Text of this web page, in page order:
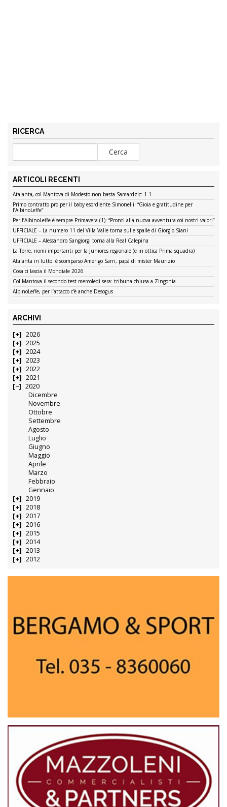
RICERCA
ARTICOLI RECENTI
Atalanta, col Mantova di Modesto non basta Samardzic: 1-1
Primo contratto pro per il baby esordiente Simonelli: “Gioia e gratitudine per
l’AlbinoLeffe”
Per l’AlbinoLeffe è sempre Primavera (1): “Pronti alla nuova avventura coi nostri valori”
UFFICIALE – La numero 11 del Villa Valle torna sulle spalle di Giorgio Siani
UFFICIALE – Alessandro Sangiorgi torna alla Real Calepina
La Torre, nomi importanti per la Juniores regionale (e in ottica Prima squadra)
Atalanta in lutto: è scomparso Amerigo Sarri, papà di mister Maurizio
Cosa ci lascia il Mondiale 2026
Col Mantova il secondo test mercoledì sera: tribuna chiusa a Zingonia
AlbinoLeffe, per l’attacco c’è anche Desogus
ARCHIVI
2026
2025
2024
2023
2022
2021
2020
Dicembre
Novembre
Ottobre
Settembre
Agosto
Luglio
Giugno
Maggio
Aprile
Marzo
Febbraio
Gennaio
2019
2018
2017
2016
2015
2014
2013
2012